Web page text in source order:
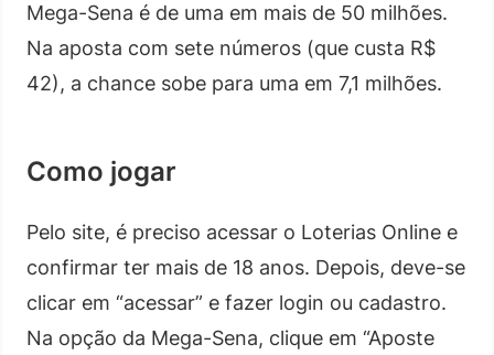
Mega-Sena é de uma em mais de 50 milhões.
Na aposta com sete números (que custa R$
42), a chance sobe para uma em 7,1 milhões.
Como jogar
Pelo site, é preciso acessar o Loterias Online e
confirmar ter mais de 18 anos. Depois, deve-se
clicar em “acessar” e fazer login ou cadastro.
Na opção da Mega-Sena, clique em “Aposte